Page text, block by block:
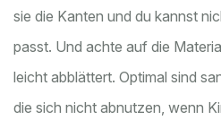
sie die Kanten und du kannst
passt. Und achte auf die
leicht abblättert. Optimal sind
die sich nicht abnutzen, wenn